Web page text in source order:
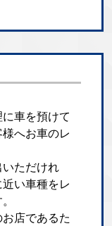
車を預けて
へお車のレ
いただけれ
い車種をレ
店であるた